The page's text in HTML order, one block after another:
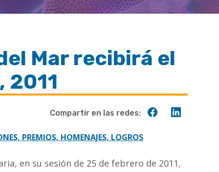
Mar recibirá el
2011
Compartir
Compartir en las redes:
PREMIOS, HOMENAJES, LOGROS
en su sesión de 25 de febrero de 2011,